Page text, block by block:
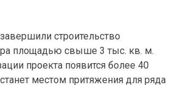
строительство
площадью свыше 3 тыс. кв. м.
проекта появится более 40
местом притяжения для ряда